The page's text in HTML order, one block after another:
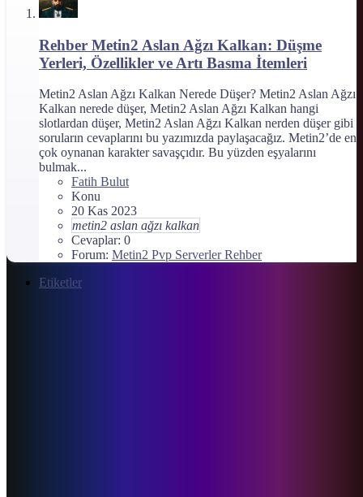
Rehber Metin2 Aslan Ağzı Kalkan: Düşme
Yerleri, Özellikler ve Artı Basma İtemleri
Metin2 Aslan Ağzı Kalkan Nerede Düşer? Metin2 Aslan Ağzı
Kalkan nerede düşer, Metin2 Aslan Ağzı Kalkan hangi
slotlardan düşer, Metin2 Aslan Ağzı Kalkan nerden düşer gibi
soruların cevaplarını bu yazımızda paylaşacağız. Metin2’de en
çok oynanan karakter savaşçıdır. Bu yüzden eşyalarını
bulmak...
Fatih Bulut
Konu
20 Kas 2023
metin2 aslan ağzı kalkan
Cevaplar: 0
Forum: Metin2 Pvp Serverler Rehber
Etiketler